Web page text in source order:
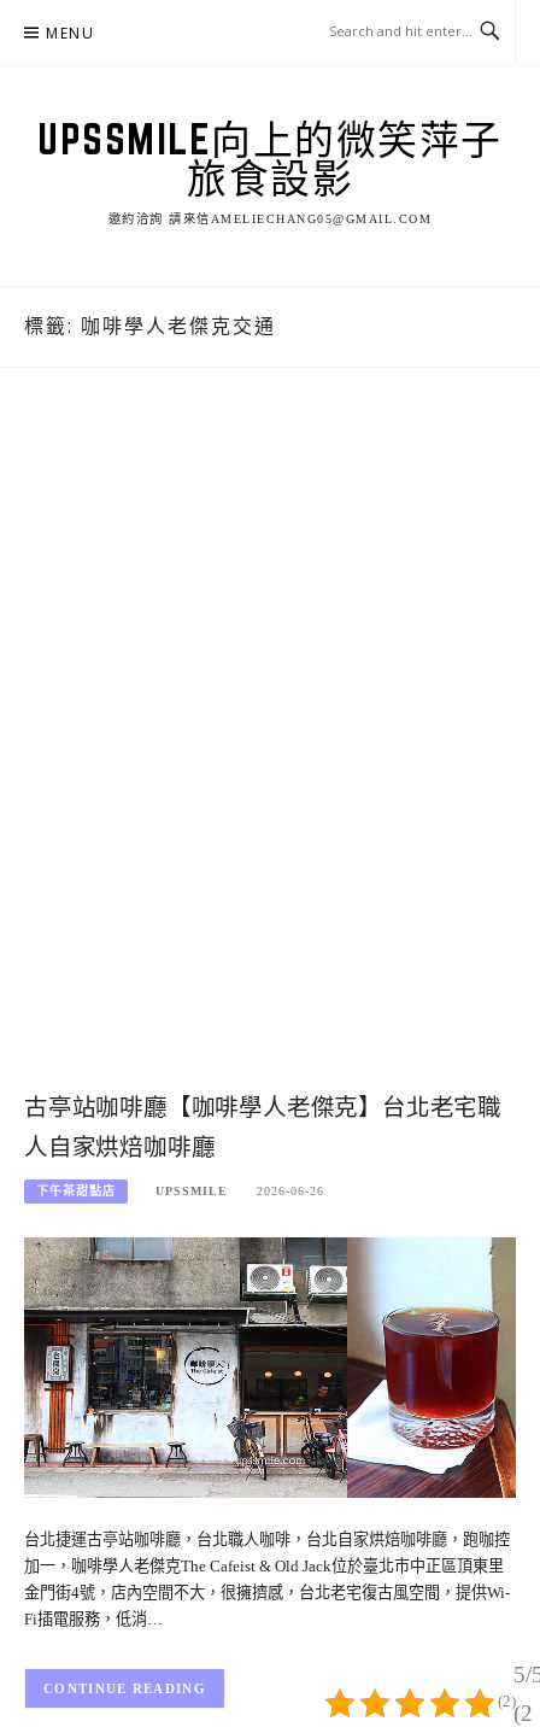
MENU
UPSSMILE向上的微笑萍子
旅食設影
邀約洽詢 請來信AMELIECHANG05@GMAIL.COM
標籤: 咖啡學人老傑克交通
古亭站咖啡廳【咖啡學人老傑克】台北老宅職
人自家烘焙咖啡廳
下午茶甜點店 UPSSMILE 2026-06-26
台北捷運古亭站咖啡廳，台北職人咖啡，台北自家烘焙咖啡廳，跑咖控
加一，咖啡學人老傑克The Cafeist & Old Jack位於臺北市中正區頂東里
金門街4號，店內空間不大，很擁擠感，台北老宅復古風空間，提供Wi-
Fi插電服務，低消…
5/
(2
(2)
CONTINUE READING